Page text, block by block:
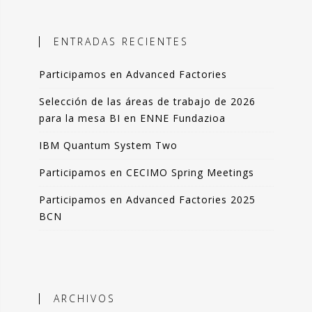
objetiva basada en datos como
la toma de decisiones.
blog comparto esas experiencias,
de forma resumida pero clara. La
de artículos los podrás leer en 3-4
que lo disfrutes tanto como yo.
Sáenz -
ENTRADAS RECIENTES
Participamos en Advanced Factories
Selección de las áreas de trabajo de 2026
para la mesa BI en ENNE Fundazioa
IBM Quantum System Two
Participamos en CECIMO Spring Meetings
Participamos en Advanced Factories 2025
BCN
ARCHIVOS